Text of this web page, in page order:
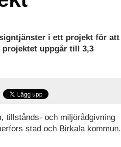
i ett projekt för att
projektet uppgår till 3,3
tillstånds- och miljörådgivning
stad och Birkala kommun.